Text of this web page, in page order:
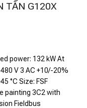
TẦN G120X
VNĐ.
power: 132 kW At
V 3 AC +10/-20%
°C Size: FSF
painting 3C2 with
Fieldbus